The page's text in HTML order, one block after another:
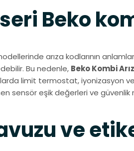
Beko
arıza kodlarının
Bu nedenle, Beko Kombi
limit termostat, iyonizasyon ve
sensör eşik değerleri ve güvenlik
ve